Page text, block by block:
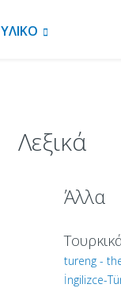
ΥΛΙΚΌ
Λεξικά
Άλλα
tureng -
İngilizce-